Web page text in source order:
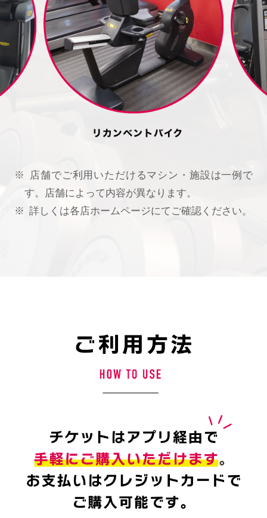
店舗でご利用いただけるマシン・施設は一例で
す。店舗によって内容が異なります。
詳しくは各店ホームページにてご確認ください。